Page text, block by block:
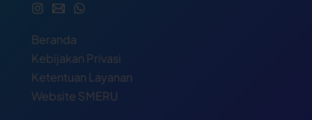
Beranda
Kebijakan Privasi
Ketentuan Layanan
Website SMERU